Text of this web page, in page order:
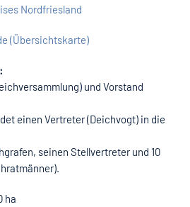
Nordfriesland
(Übersichtskarte)
und Vorstand
einen Vertreter (Deichvogt) in die
seinen Stellvertreter und 10
ha